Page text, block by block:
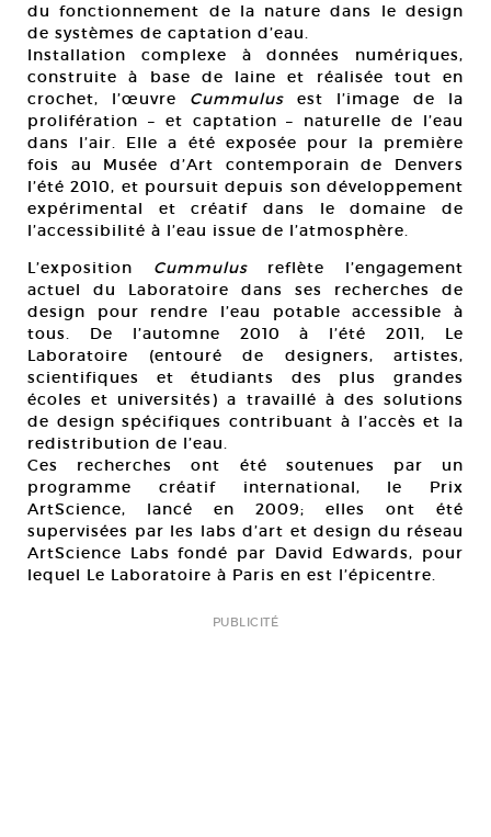
du fonctionnement de la nature dans le design
de systèmes de captation d’eau.
Installation complexe à données numériques,
construite à base de laine et réalisée tout en
crochet, l’œuvre Cummulus est l’image de la
prolifération – et captation – naturelle de l’eau
dans l’air. Elle a été exposée pour la première
fois au Musée d’Art contemporain de Denvers
l’été 2010, et poursuit depuis son développement
expérimental et créatif dans le domaine de
l’accessibilité à l’eau issue de l’atmosphère.
L’exposition Cummulusreflète l’engagement
actuel du Laboratoire dans ses recherches de
design pour rendre l’eau potable accessible à
tous. De l’automne 2010 à l’été 2011, Le
Laboratoire (entouré de designers, artistes,
scientifiques et étudiants des plus grandes
écoles et universités) a travaillé à des solutions
de design spécifiques contribuant à l’accès et la
redistribution de l’eau.
Ces recherches ont été soutenues par un
programme créatif international, le Prix
ArtScience, lancé en 2009; elles ont été
supervisées par les labs d’art et design du réseau
ArtScience Labs fondé par David Edwards, pour
lequel Le Laboratoire à Paris en est l’épicentre.
PUBLICITÉ